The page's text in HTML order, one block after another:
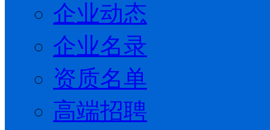
企业动态
企业名录
资质名单
高端招聘